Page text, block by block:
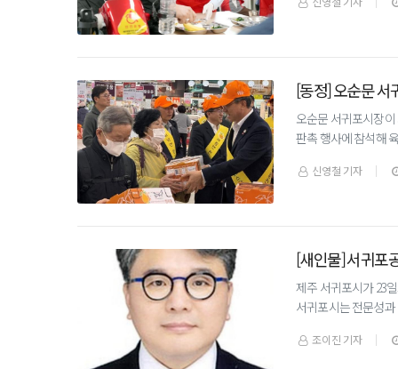
[동정] 오순문 서
오순문 서귀포시장이
판촉 행사에 참석해
신영철 기자
[새인물] 서귀포
제주 서귀포시가 23
서귀포시는 전문성
조이진 기자